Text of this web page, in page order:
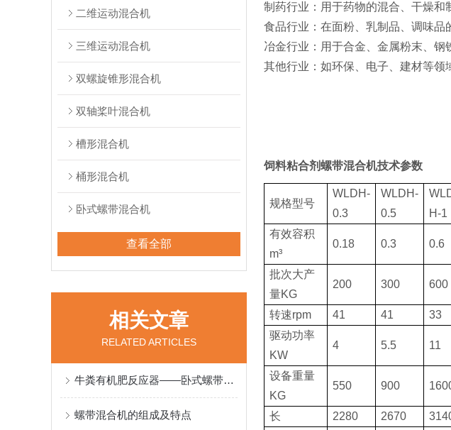
二维运动混合机
三维运动混合机
双螺旋锥形混合机
双轴桨叶混合机
槽形混合机
桶形混合机
卧式螺带混合机
查看全部
相关文章
RELATED ARTICLES
牛粪有机肥反应器——卧式螺带混合机
螺带混合机的组成及特点
制药行业‌：用于药物的混合、干燥和
食品行业‌：在面粉、乳制品、调味品
冶金行业‌：用于合金、金属粉末、钢
其他行业‌：如环保、电子、建材等领
饲料粘合剂螺带混合机技术参数
规格型号
WLDH-
0.3
WLDH-
0.5
H-1
有效容积
m³
0.18 0.3 0.6
批次大产
量KG
200 300 600
转速rpm 41 41 33
驱动功率
KW
4 5.5 11
设备重量
KG
550 900
长 2280 2670